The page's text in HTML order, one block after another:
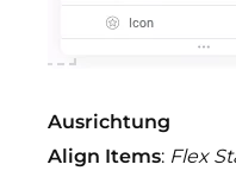
Ausrichtung
Align Items: Flex